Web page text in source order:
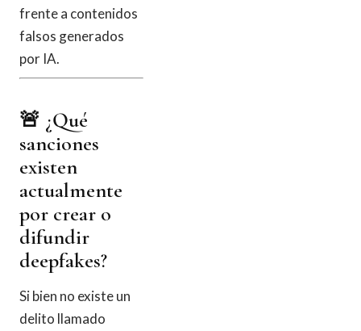
frente a contenidos
falsos generados
por IA.
🚨 ¿Qué
sanciones
existen
actualmente
por crear o
difundir
deepfakes?
Si bien no existe un
delito llamado